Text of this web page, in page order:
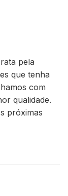
pela
que tenha
com
qualidade.
próximas